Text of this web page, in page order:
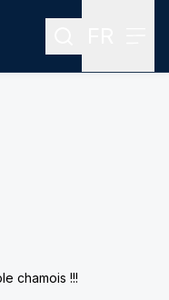
Rechercher
chamois !!!